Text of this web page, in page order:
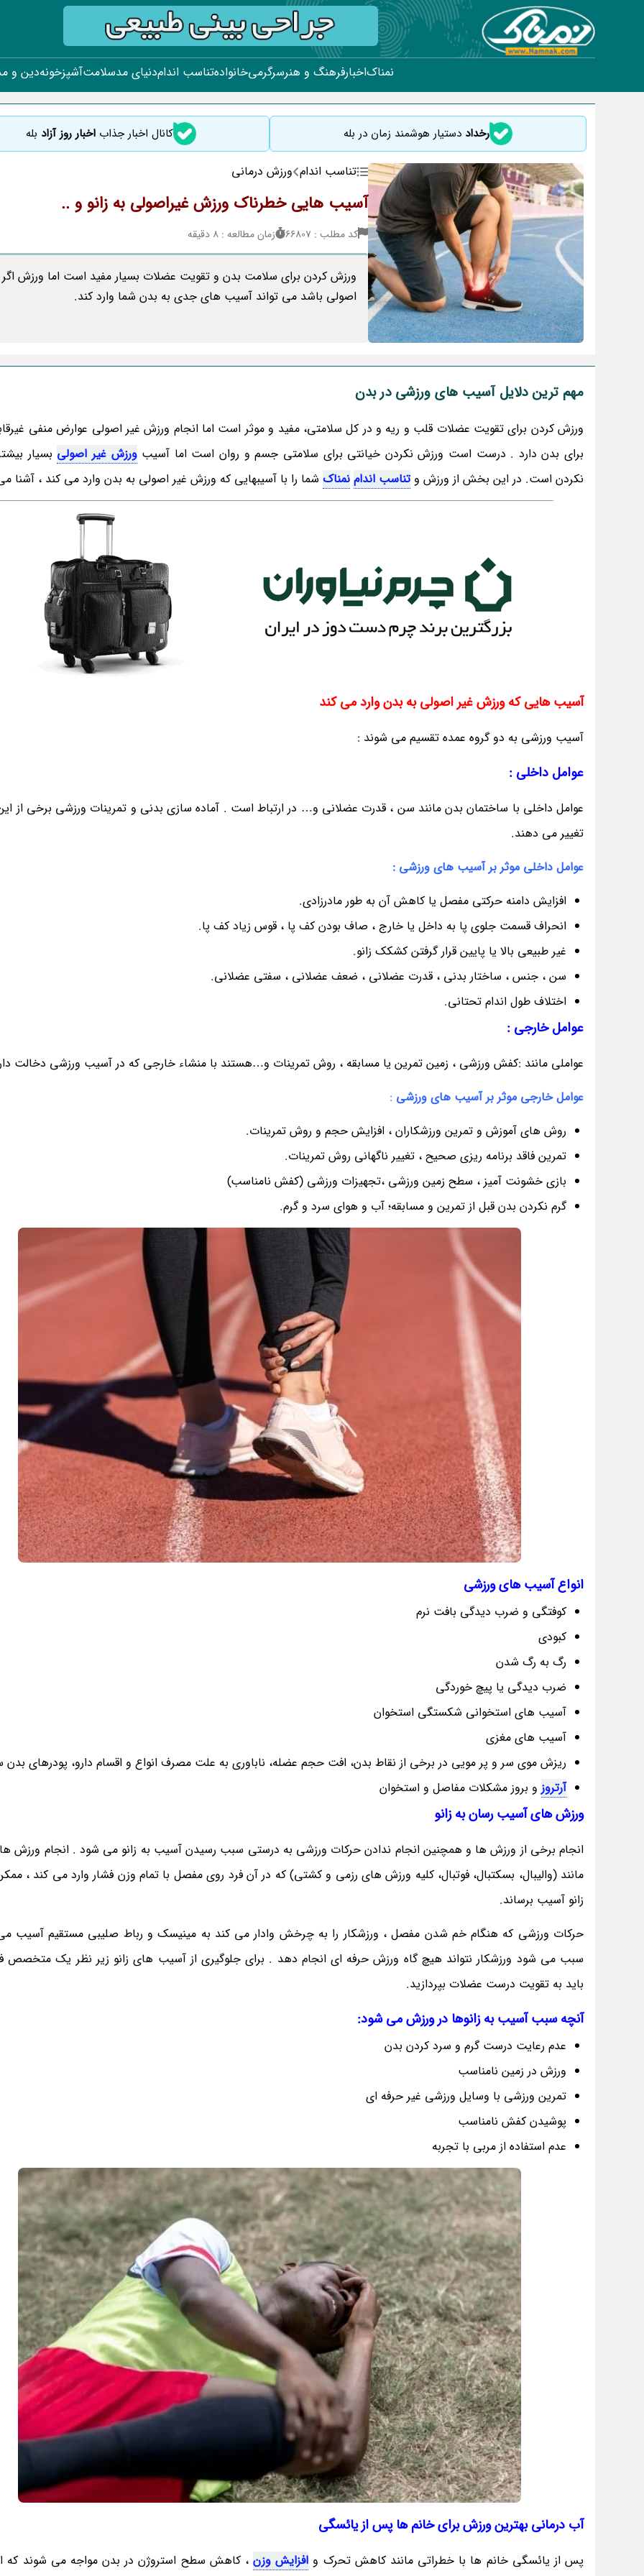
نمناکاخبارفرهنگ و هنرسرگرمیخانوادهتناسب اندامدنیای مدسلامتآشپزخونهدین و
رخداد دستیار هوشمند زمان در بله کانال اخبار جذاب اخبار روز آزاد بله
تناسب اندام ورزش درمانی
آسیب هایی خطرناک ورزش غیراصولی به زانو و ..
کد مطلب : 66807 زمان مطالعه : 8 دقیقه
ورزش کردن برای سلامت بدن و تقویت عضلات بسیار مفید است اما ورزش اگر
اصولی باشد می تواند آسیب های جدی به بدن شما وارد کند.
مهم ترین دلایل آسیب های ورزشی در بدن
ورزش کردن برای تقویت عضلات قلب و ریه و در کل سلامتی، مفید و موثر است اما انجام ورزش غیر اصولی عوارض منفی
برای بدن دارد . درست است ورزش نکردن خیانتی برای سلامتی جسم و روان است اما آسیبورزش غیر اصولی بسیار
نکردن است. در این بخش از ورزش وتناسب اندام نمناک شما را با آسیبهایی که ورزش غیر اصولی به بدن وارد می کند ، آشنا
آسیب هایی که ورزش غیر اصولی به بدن وارد می کند
آسیب ورزشی به دو گروه عمده تقسیم می شوند :
عوامل داخلی :
عوامل داخلی با ساختمان بدن مانند سن ، قدرت عضلانی و… در ارتباط است . آماده سازی بدنی و تمرینات ورزشی برخی از
تغییر می دهند.
عوامل داخلی موثر بر آسیب های ورزشی :
افزایش دامنه حرکتی مفصل یا کاهش آن به طور مادرزادی.
انحراف قسمت جلوی پا به داخل یا خارج ، صاف بودن کف پا ، قوس زیاد کف پا.
غیر طبیعی بالا یا پایین قرار گرفتن کشکک زانو.
سن ، جنس ، ساختار بدنی ، قدرت عضلانی ، ضعف عضلانی ، سفتی عضلانی.
اختلاف طول اندام تحتانی.
عوامل خارجی :
عواملی مانند :کفش ورزشی ، زمین تمرین یا مسابقه ، روش تمرینات و…هستند با منشاء خارجی که در آسیب ورزشی دخالت
عوامل خارجی موثر بر آسیب های ورزشی :
روش های آموزش و تمرین ورزشکاران ، افزایش حجم و روش تمرینات.
تمرین فاقد برنامه ریزی صحیح ، تغییر ناگهانی روش تمرینات.
بازی خشونت آمیز ، سطح زمین ورزشی ،تجهیزات ورزشی (کفش نامناسب)
گرم نکردن بدن قبل از تمرین و مسابقه؛ آب و هوای سرد و گرم.
انواع آسیب های ورزشی
کوفتگی و ضرب دیدگی بافت نرم
کبودی
رگ به رگ شدن
ضرب دیدگی یا پیچ خوردگی
آسیب های استخوانی شکستگی استخوان
آسیب های مغزی
ریزش موی سر و پر مویی در برخی از نقاط بدن، افت حجم عضله، ناباوری به علت مصرف انواع و اقسام دارو، پودرهای
آرتروزو بروز مشکلات مفاصل و استخوان
ورزش های آسیب رسان به زانو
انجام برخی از ورزش ها و همچنین انجام ندادن حرکات ورزشی به درستی سبب رسیدن آسیب به زانو می شود . انجام ورزش
مانند (والیبال، بسکتبال، فوتبال، کلیه ورزش های رزمی و کشتی) که در آن فرد روی مفصل با تمام وزن فشار وارد می کند ،
زانو آسیب برساند.
حرکات ورزشی که هنگام خم شدن مفصل ، ورزشکار را به چرخش وادار می کند به مینیسک و رباط صلیبی مستقیم آسیب
سبب می شود ورزشکار نتواند هیچ گاه ورزش حرفه ای انجام دهد . برای جلوگیری از آسیب های زانو زیر نظر یک متخصص
باید به تقویت درست عضلات بپردازید.
آنچه سبب آسیب به زانوها در ورزش می شود:
عدم رعایت درست گرم و سرد کردن بدن
ورزش در زمین نامناسب
تمرین ورزشی با وسایل ورزشی غیر حرفه ای
پوشیدن کفش نامناسب
عدم استفاده از مربی با تجربه
آب درمانی بهترین ورزش برای خانم ها پس از یائسگی
پس از یائسگی خانم ها با خطراتی مانند کاهش تحرک و افزایش وزن ، کاهش سطح استروژن در بدن مواجه می شوند که